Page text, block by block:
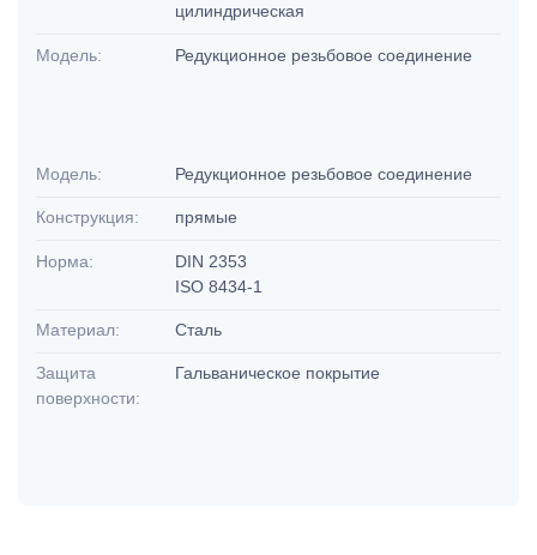
цилиндрическая
Модель: Редукционное резьбовое соединение
Модель: Редукционное резьбовое соединение
Конструкция: прямые
Норма:
DIN 2353
ISO 8434-1
Материал: Сталь
Защита
поверхности:
Гальваническое покрытие